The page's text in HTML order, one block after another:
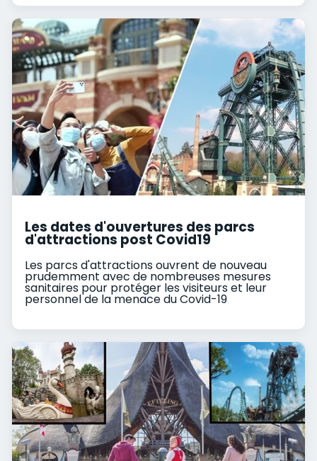
Les dates d'ouvertures des parcs
d'attractions post Covid19
Les parcs d'attractions ouvrent de nouveau
prudemment avec de nombreuses mesures
sanitaires pour protéger les visiteurs et leur
personnel de la menace du Covid-19